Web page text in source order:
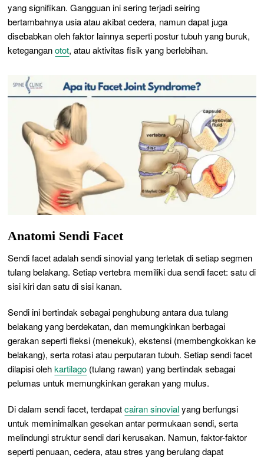
yang signifikan. Gangguan ini sering terjadi seiring
bertambahnya usia atau akibat cedera, namun dapat juga
disebabkan oleh faktor lainnya seperti postur tubuh yang buruk,
keteganganotot, atau aktivitas fisik yang berlebihan.
Anatomi Sendi Facet
Sendi facet adalah sendi sinovial yang terletak di setiap segmen
tulang belakang. Setiap vertebra memiliki dua sendi facet: satu di
sisi kiri dan satu di sisi kanan.
Sendi ini bertindak sebagai penghubung antara dua tulang
belakang yang berdekatan, dan memungkinkan berbagai
gerakan seperti fleksi (menekuk), ekstensi (membengkokkan ke
belakang), serta rotasi atau perputaran tubuh. Setiap sendi facet
dilapisi olehkartilago (tulang rawan) yang bertindak sebagai
pelumas untuk memungkinkan gerakan yang mulus.
Di dalam sendi facet, terdapatcairan sinovialyang berfungsi
untuk meminimalkan gesekan antar permukaan sendi, serta
melindungi struktur sendi dari kerusakan. Namun, faktor-faktor
seperti penuaan, cedera, atau stres yang berulang dapat